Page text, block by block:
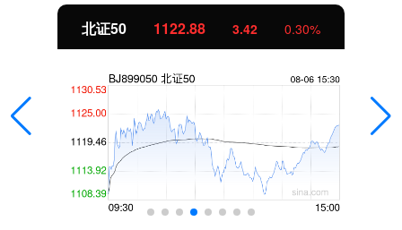
北证50 1122.88 3.42 0.30%